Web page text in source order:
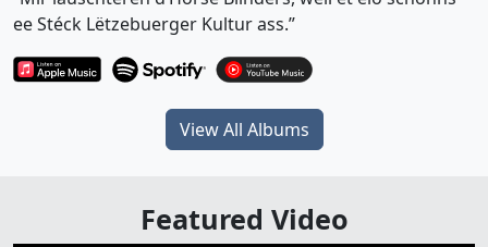
ee Stéck Lëtzebuerger Kultur ass.”
View All Albums
Featured Video